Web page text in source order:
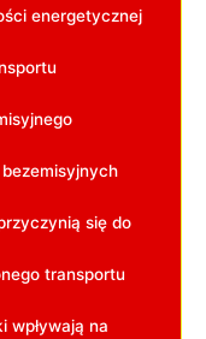
energetycznej
się do
transportu
wpływają na​